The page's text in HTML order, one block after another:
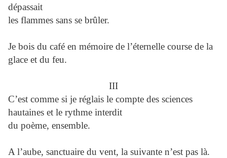
dépassait
les flammes sans se brûler.
Je bois du café en mémoire de l’éternelle course de la
glace et du feu.
III
C’est comme si je réglais le compte des sciences
hautaines et le rythme interdit
du poème, ensemble.
A l’aube, sanctuaire du vent, la suivante n’est pas là.